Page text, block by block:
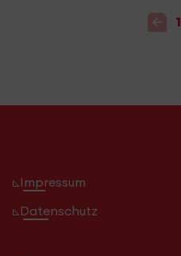
1
Impressum
Datenschutz